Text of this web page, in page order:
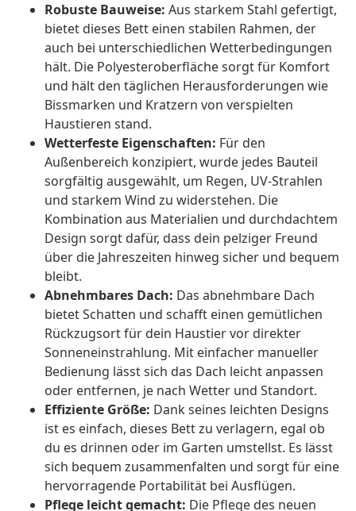
Robuste Bauweise: Aus starkem Stahl gefertigt,
bietet dieses Bett einen stabilen Rahmen, der
auch bei unterschiedlichen Wetterbedingungen
hält. Die Polyesteroberfläche sorgt für Komfort
und hält den täglichen Herausforderungen wie
Bissmarken und Kratzern von verspielten
Haustieren stand.
Wetterfeste Eigenschaften: Für den
Außenbereich konzipiert, wurde jedes Bauteil
sorgfältig ausgewählt, um Regen, UV-Strahlen
und starkem Wind zu widerstehen. Die
Kombination aus Materialien und durchdachtem
Design sorgt dafür, dass dein pelziger Freund
über die Jahreszeiten hinweg sicher und bequem
bleibt.
Abnehmbares Dach: Das abnehmbare Dach
bietet Schatten und schafft einen gemütlichen
Rückzugsort für dein Haustier vor direkter
Sonneneinstrahlung. Mit einfacher manueller
Bedienung lässt sich das Dach leicht anpassen
oder entfernen, je nach Wetter und Standort.
Effiziente Größe: Dank seines leichten Designs
ist es einfach, dieses Bett zu verlagern, egal ob
du es drinnen oder im Garten umstellst. Es lässt
sich bequem zusammenfalten und sorgt für eine
hervorragende Portabilität bei Ausflügen.
Pflege leicht gemacht: Die Pflege des neuen